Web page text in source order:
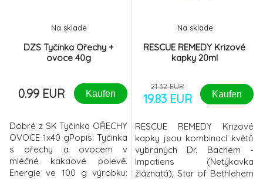
DZS Tyčinka Ořechy +
ovoce 40g
Na sklade
0.99 EUR Kaufen
Dobré z SK Tyčinka OŘECHY
OVOCE 1x40 gPopis: Tyčinka
s ořechy a ovocem v
mléčné kakaové polevě.
Energie ve 100 g výrobku:
RESCUE REMEDY Krizové
kapky 20ml
Na sklade
21.32 EUR
19.83 EUR Kaufen
RESCUE REMEDY Krizové
kapky jsou kombinací květů
vybraných Dr. Bachem -
Impatiens (Netýkavka
žláznatá), Star of Bethlehem